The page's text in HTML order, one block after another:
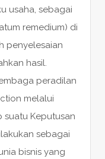
usaha, sebagai
remedium) di
penyelesaian
hasil.
peradilan
melalui
suatu Keputusan
sebagai
bisnis yang